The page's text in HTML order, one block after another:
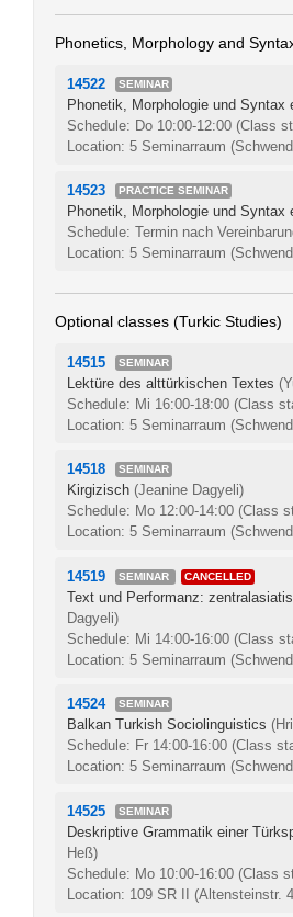
Phonetics, Morphology and
14522 SEMINAR
Phonetik, Morphologie und Syntax
Schedule: Do 10:00-12:00 (Class
Location: 5 Seminarraum
14523 PRACTICE SEMINAR
Phonetik, Morphologie und
Schedule: Termin nach
Location: 5 Seminarraum
Optional classes (Turkic Studies)
14515 SEMINAR
Lektüre des alttürkischen Textes
Schedule: Mi 16:00-18:00 (Class
Location: 5 Seminarraum
14518 SEMINAR
Kirgizisch (Jeanine Dagyeli)
Schedule: Mo 12:00-14:00 (Class
Location: 5 Seminarraum
14519 SEMINAR CANCELLED
Text und Performanz:
Dagyeli)
Schedule: Mi 14:00-16:00 (Class
Location: 5 Seminarraum
14524 SEMINAR
Balkan Turkish Sociolinguistics
Schedule: Fr 14:00-16:00 (Class
Location: 5 Seminarraum
14525 SEMINAR
Deskriptive Grammatik einer
Heß)
Schedule: Mo 10:00-16:00 (Class
Location: 109 SR II (Altensteinstr.